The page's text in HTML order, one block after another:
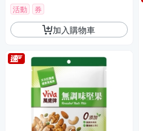
活動 券
加入購物車